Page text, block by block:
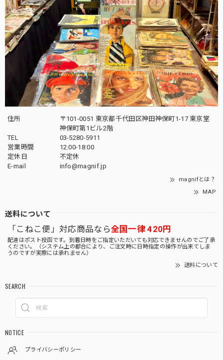
住所
〒101-0051 東京都千代田区神田神保町1-17 東京堂
神保町第1ビル2階
TEL
03-5280-5911
営業時間
12:00-18:00
定休日
不定休
E-mail
info@magnif.jp
magnifとは？
MAP
送料について
「こねこ便」対応商品なら全国一律 420円
配達はポスト投函です。到着日時をご指定いただいても対応できませんのでご了承
ください。（システム上の都合により、ご注文時に日時指定の操作が出来てしま
うのですが実際には承れません）
送料について
SEARCH
NOTICE
プライバシーポリシー